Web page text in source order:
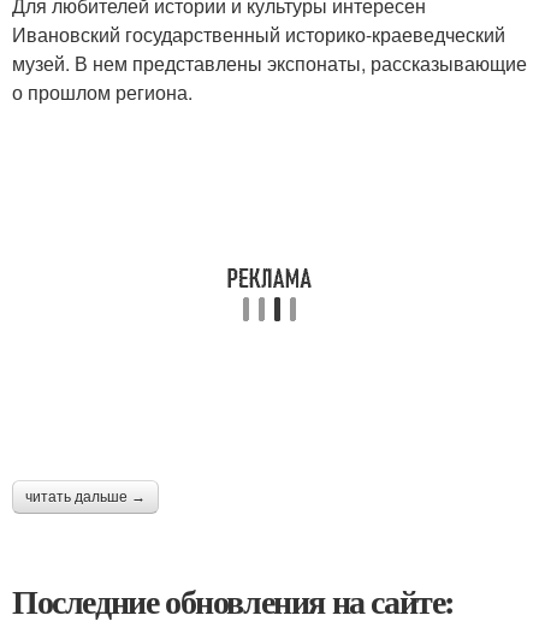
Ивановский государственный историко-краеведческий
музей. В нем представлены экспонаты, рассказывающие
о прошлом региона.
читать дальше →
Последние обновления на сайте: